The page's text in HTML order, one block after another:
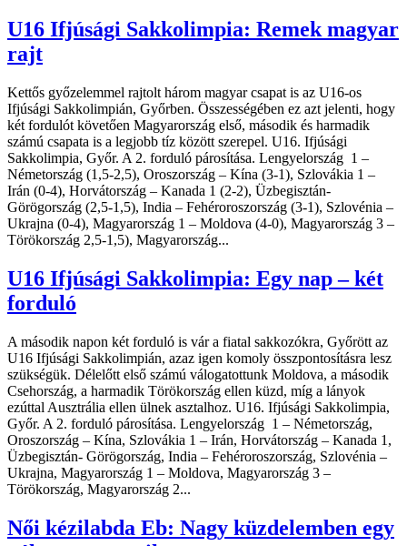
U16 Ifjúsági Sakkolimpia: Remek magyar
rajt
Kettős győzelemmel rajtolt három magyar csapat is az U16-os
Ifjúsági Sakkolimpián, Győrben. Összességében ez azt jelenti, hogy
két fordulót követően Magyarország első, második és harmadik
számú csapata is a legjobb tíz között szerepel. U16. Ifjúsági
Sakkolimpia, Győr. A 2. forduló párosítása. Lengyelország 1 –
Németország (1,5-2,5), Oroszország – Kína (3-1), Szlovákia 1 –
Irán (0-4), Horvátország – Kanada 1 (2-2), Üzbegisztán-
Görögország (2,5-1,5), India – Fehéroroszország (3-1), Szlovénia –
Ukrajna (0-4), Magyarország 1 – Moldova (4-0), Magyarország 3 –
Törökország 2,5-1,5), Magyarország...
U16 Ifjúsági Sakkolimpia: Egy nap – két
forduló
A második napon két forduló is vár a fiatal sakkozókra, Győrött az
U16 Ifjúsági Sakkolimpián, azaz igen komoly összpontosításra lesz
szükségük. Délelőtt első számú válogatottunk Moldova, a második
Csehország, a harmadik Törökország ellen küzd, míg a lányok
ezúttal Ausztrália ellen ülnek asztalhoz. U16. Ifjúsági Sakkolimpia,
Győr. A 2. forduló párosítása. Lengyelország 1 – Németország,
Oroszország – Kína, Szlovákia 1 – Irán, Horvátország – Kanada 1,
Üzbegisztán- Görögország, India – Fehéroroszország, Szlovénia –
Ukrajna, Magyarország 1 – Moldova, Magyarország 3 –
Törökország, Magyarország 2...
Női kézilabda Eb: Nagy küzdelemben egy